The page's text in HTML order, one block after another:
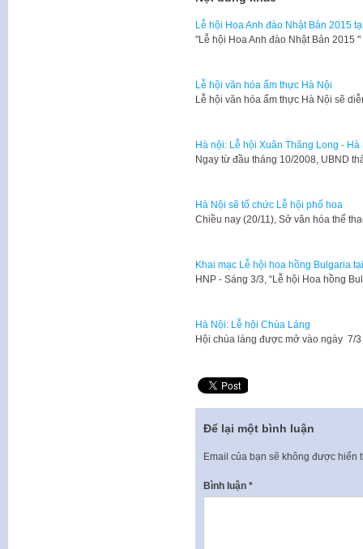
Lễ hội Hoa Anh đào Nhật Bản 2015
​"Lễ hội Hoa Anh đào Nhật Bản
Lễ hội văn hóa ẩm thực Hà Nội
Lễ hội văn hóa ẩm thực Hà Nội sẽ
Hà nội: Lễ hội Xuân Thăng Long - Hà
​Ngay từ đầu tháng 10/2008, UBND
Hà Nội sẽ tổ chức Lễ hội phố hoa
​Chiều nay (20/11), Sở văn hóa thể
Khai mạc Lễ hội hoa hồng Bulgaria
HNP - Sáng 3/3, “Lễ hội Hoa hồng
Hà Nội: Lễ hội Chùa Láng
​Hội chùa láng được mở vào ngày 7/
Để lại một bình luận
Email của bạn sẽ không được hiển
Bình luận *